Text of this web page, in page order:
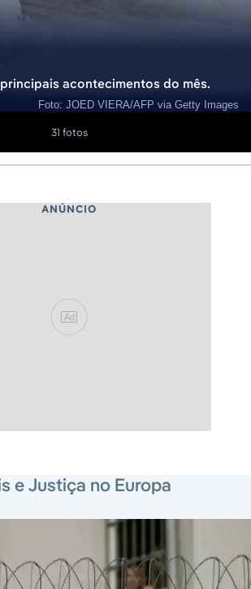
acontecimentos do mês.
Foto: JOED VIERA/AFP via Getty Images
31 fotos
ANÚNCIO
Ad
e Justiça no Europa
7 de agosto de 2026
6 de agosto de 2026
31 de julho de 2026